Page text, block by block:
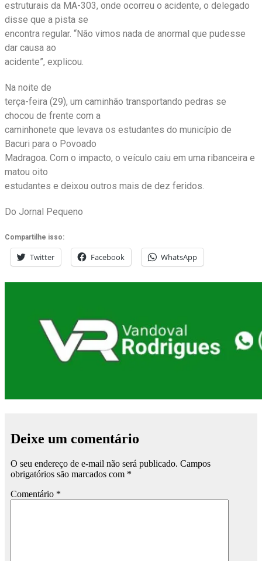
estruturais da MA-303, onde ocorreu o acidente, o delegado
disse que a pista se
encontra regular. “Não vimos nada de anormal que pudesse
dar causa ao
acidente”, explicou.
Na noite de
terça-feira (29), um caminhão transportando pedras se
chocou de frente com a
caminhonete que levava os estudantes do município de
Bacuri para o Povoado
Madragoa. Com o impacto, o veículo caiu em uma ribanceira e
matou oito
estudantes e deixou outros mais de dez feridos.
Do Jornal Pequeno
Compartilhe isso:
Twitter Facebook WhatsApp
Deixe um comentário
O seu endereço de e-mail não será publicado. Campos
obrigatórios são marcados com *
Comentário *